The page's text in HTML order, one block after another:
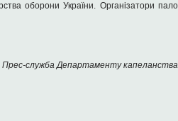
оборони України. Організатори
Прес-служба Департаменту капеланства